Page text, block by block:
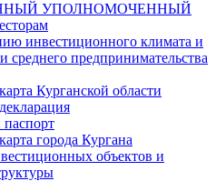
УПОЛНОМОЧЕННЫЙ
инвестиционного климата и
среднего предпринимательства
Курганской области
города Кургана
объектов и